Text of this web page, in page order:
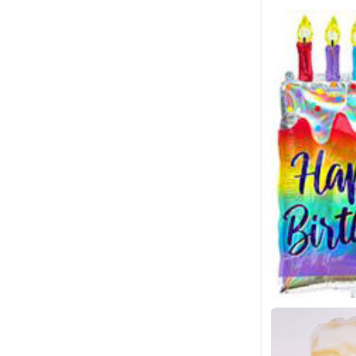
В
Купить в 1
В избранное
В наличии